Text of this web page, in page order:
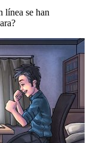
línea se han